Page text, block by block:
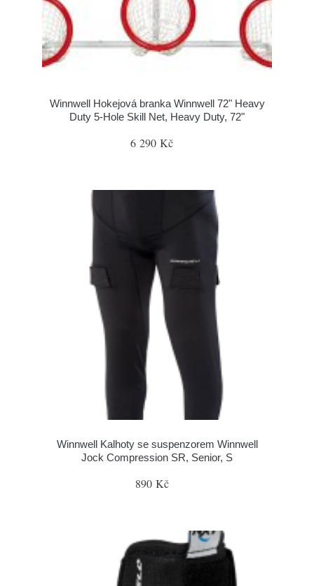
Winnwell Hokejová branka Winnwell 72" Heavy
Duty 5-Hole Skill Net, Heavy Duty, 72"
6 290 Kč
Winnwell Kalhoty se suspenzorem Winnwell
Jock Compression SR, Senior, S
890 Kč